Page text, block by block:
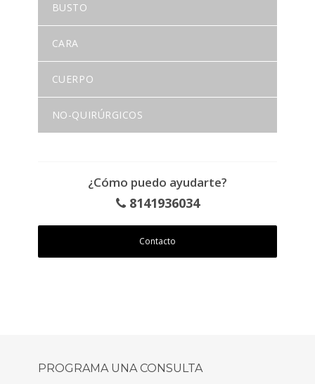
BUSTO
CARA
CUERPO
NO-QUIRÚRGICOS
¿Cómo puedo ayudarte?
8141936034
Contacto
PROGRAMA UNA CONSULTA